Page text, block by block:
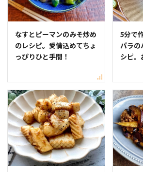
なすとピーマンのみそ炒め
のレシピ。愛情込めてちょ
っぴりひと手間！
5分で
パラの
シピ。